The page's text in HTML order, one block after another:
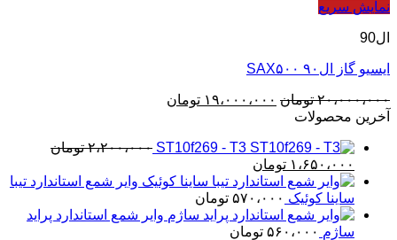
نمایش سریع
ال90
ایسیو گاز ال۹۰ SAX۵۰۰
۲۰،۰۰۰،۰۰۰ تومان قیمت
بود.
۱۹،۰۰۰،۰۰۰ تومان
است.
آخرین محصولات
ST10f269 - T3 ۲،۲۰۰،۰۰۰ تومان
قیمت
اصلی
۲،۲۰۰،۰۰۰ تومان
بود.
۱،۶۵۰،۰۰۰ تومان
فعلی
است.
وایر شمع استاندارد تیبا
ساینا کوئیک ۵۷۰،۰۰۰ تومان
وایر شمع استاندارد پراید
ساژم ۵۶۰،۰۰۰ تومان